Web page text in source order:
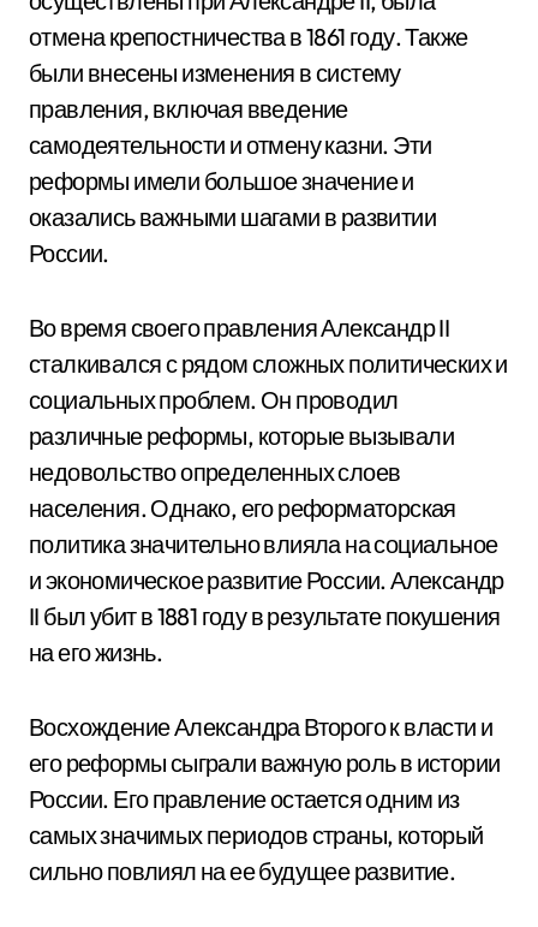
отмена крепостничества в 1861 году. Также
были внесены изменения в систему
правления, включая введение
самодеятельности и отмену казни. Эти
реформы имели большое значение и
оказались важными шагами в развитии
России.
Во время своего правления Александр II
сталкивался с рядом сложных политических и
социальных проблем. Он проводил
различные реформы, которые вызывали
недовольство определенных слоев
населения. Однако, его реформаторская
политика значительно влияла на социальное
и экономическое развитие России. Александр
II был убит в 1881 году в результате покушения
на его жизнь.
Восхождение Александра Второго к власти и
его реформы сыграли важную роль в истории
России. Его правление остается одним из
самых значимых периодов страны, который
сильно повлиял на ее будущее развитие.